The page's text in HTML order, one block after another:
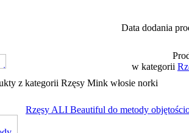
Data dodania
w kategorii
z kategorii Rzęsy Mink włosie norki
Rzęsy ALI Beautiful do metody